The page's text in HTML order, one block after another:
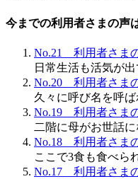
今までの利用者さまの声
No.21 利用者さま
日常生活も活気が
No.20 利用者さま
久々に呼び名を呼
No.19 利用者さま
二階に母がお世話に
No.18 利用者さま
ここで3食も食べら
No.17 利用者さま